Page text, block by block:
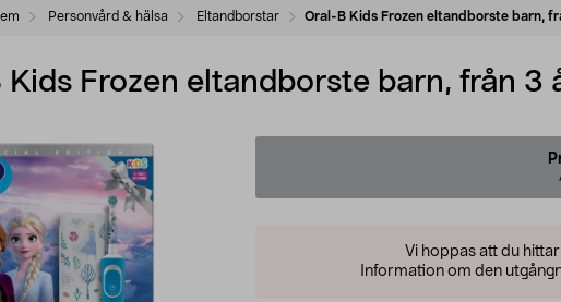
Personvård & hälsa Eltandborstar Oral-B Kids Frozen eltandborste barn,
Kids Frozen eltandborste barn, från 3
Vi hoppas att du
Information om den